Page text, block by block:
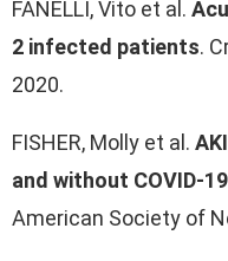
FANELLI, Vito et al.
2 infected patients.
2020.
FISHER, Molly et al.
and without COVID-
American Society of